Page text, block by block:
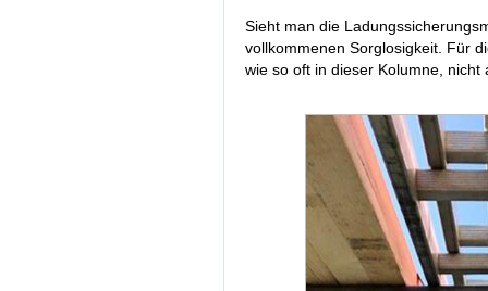
Sieht man die
vollkommenen Sorglosigkeit. Für
wie so oft in dieser Kolumne, nicht